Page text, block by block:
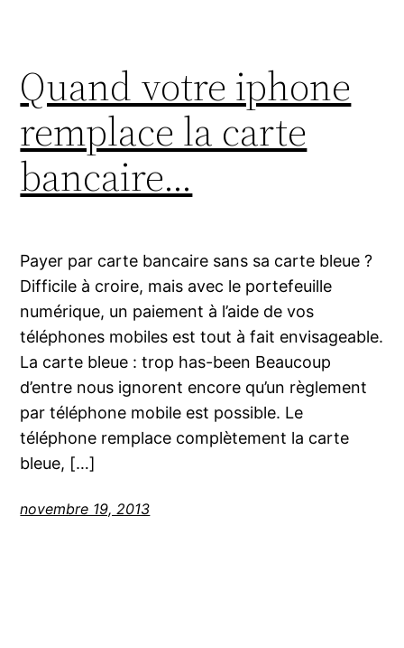
Quand votre iphone
remplace la carte
bancaire…
Payer par carte bancaire sans sa carte bleue ?
Difficile à croire, mais avec le portefeuille
numérique, un paiement à l’aide de vos
téléphones mobiles est tout à fait envisageable.
La carte bleue : trop has-been Beaucoup
d’entre nous ignorent encore qu’un règlement
par téléphone mobile est possible. Le
téléphone remplace complètement la carte
bleue, […]
novembre 19, 2013